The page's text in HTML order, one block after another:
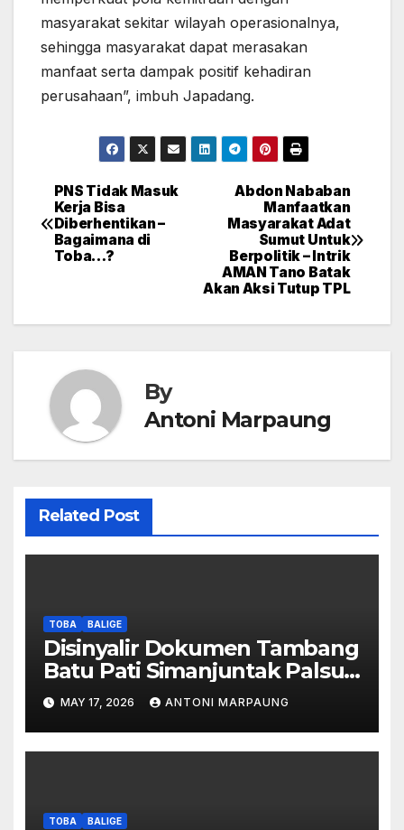
masyarakat sekitar wilayah operasionalnya,
sehingga masyarakat dapat merasakan
manfaat serta dampak positif kehadiran
perusahaan”, imbuh Japadang.
Post
navigation
Abdon Nababan
Manfaatkan
Masyarakat Adat
Sumut Untuk
Berpolitik – Intrik
AMAN Tano Batak
Akan Aksi Tutup TPL
PNS Tidak Masuk
Kerja Bisa
Diberhentikan –
Bagaimana di
Toba…?
By
Antoni Marpaung
Related Post
TOBA BALIGE
Disinyalir Dokumen Tambang
Batu Pati Simanjuntak Palsu –
Jerry Manurung : Tambang
Tidak Berada Di DTA –
Frengki Pardede : Kami Tidak
Miliki Peta DTA – Tanda
MAY 17, 2026 ANTONI MARPAUNG
TOBA BALIGE